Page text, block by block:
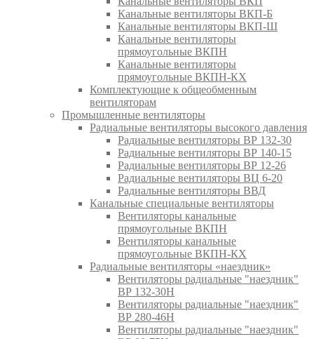
Канальные вентиляторы ВКП-Б
Канальные вентиляторы ВКП-Ш
Канальные вентиляторы
прямоугольные ВКПН
Канальные вентиляторы
прямоугольные ВКПН-КХ
Комплектующие к общеобменным
вентиляторам
Промышленные вентиляторы
Радиальные вентиляторы высокого давления
Радиальные вентиляторы ВР 132-30
Радиальные вентиляторы ВР 140-15
Радиальные вентиляторы ВР 12-26
Радиальные вентиляторы ВЦ 6-20
Радиальные вентиляторы ВВД
Канальные специальные вентиляторы
Вентиляторы канальные
прямоугольные ВКПН
Вентиляторы канальные
прямоугольные ВКПН-КХ
Радиальные вентиляторы «наездник»
Вентиляторы радиальные "наездник"
ВР 132-30Н
Вентиляторы радиальные "наездник"
ВР 280-46Н
Вентиляторы радиальные "наездник"